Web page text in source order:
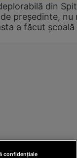
din
președinte, nu
a făcut școală
confidențiale